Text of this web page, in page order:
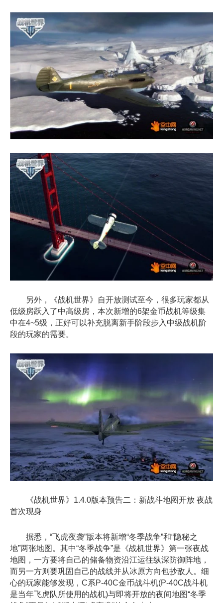
另外，《战机世界》自开放测试至今，很多玩家都从
低级房跃入了中高级房，本次新增的6架金币战机等级集
中在4~5级，正好可以补充脱离新手阶段步入中级战机阶
段的玩家的需要。
《战机世界》1.4.0版本预告二：新战斗地图开放 夜战
首次现身
据悉，“飞虎夜袭”版本将新增“冬季战争”和“隐秘之
地”两张地图。其中“冬季战争”是《战机世界》第一张夜战
地图，一方要将自己的储备物资沿江运往纵深防御阵地，
而另一方则要巩固自己的战线并从冰原方向包抄敌人。细
心的玩家能够发现，C系P-40C金币战斗机(P-40C战斗机
是当年飞虎队所使用的战机)与即将开放的夜间地图“冬季